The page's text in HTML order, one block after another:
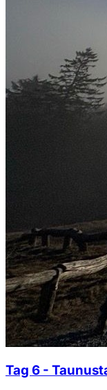
Tag 6 -